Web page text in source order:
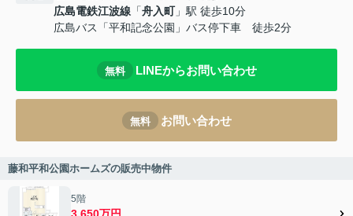
広島電鉄江波線 「舟入町」駅 徒歩10分
広島バス「平和記念公園」バス停下車 徒歩2分
無料 LINEからお問い合わせ
無料 お問い合わせ
藤和平和公園ホームズの販売中物件
5階